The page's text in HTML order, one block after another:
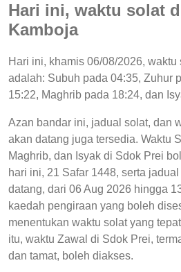
Hari ini, waktu solat
Kamboja
Hari ini, khamis 06/08/2026, waktu
adalah: Subuh pada 04:35, Zuhur
15:22, Maghrib pada 18:24, dan
Azan bandar ini, jadual solat, dan
akan datang juga tersedia. Waktu
Maghrib, dan Isyak di Sdok Prei
hari ini, 21 Safar 1448, serta
datang, dari 06 Aug 2026 hingga
kaedah pengiraan yang boleh
menentukan waktu solat yang
itu, waktu Zawal di Sdok Prei,
dan tamat, boleh diakses.